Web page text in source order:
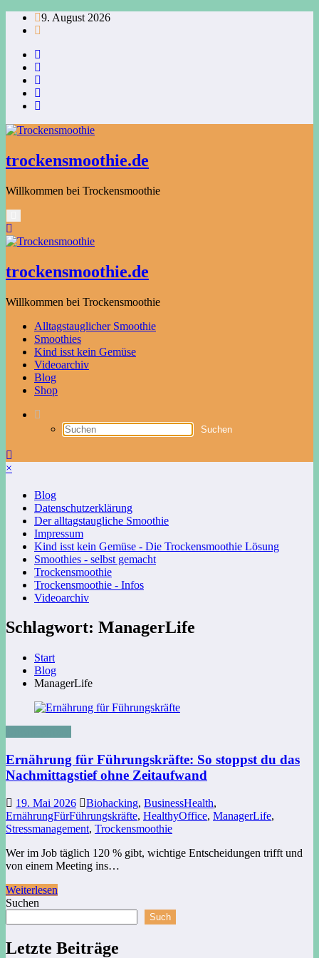
Zum
Inhalt
9. August 2026
trockensmoothie.de
Willkommen bei Trockensmoothie
trockensmoothie.de
Willkommen bei Trockensmoothie
Alltagstauglicher Smoothie
Smoothies
Kind isst kein Gemüse
Videoarchiv
Blog
Shop
×
Blog
Datenschutzerklärung
Der alltagstaugliche Smoothie
Impressum
Kind isst kein Gemüse - Die Trockensmoothie Lösung
Smoothies - selbst gemacht
Trockensmoothie
Trockensmoothie - Infos
Videoarchiv
Schlagwort: ManagerLife
Start
Blog
ManagerLife
Ernährung für Führungskräfte: So stoppst du das
Nachmittagstief ohne Zeitaufwand
19. Mai 2026 Biohacking, BusinessHealth,
ErnährungFürFührungskräfte, HealthyOffice, ManagerLife,
Stressmanagement, Trockensmoothie
Wer im Job täglich 120 % gibt, wichtige Entscheidungen trifft und
von einem Meeting ins…
Weiterlesen
Suchen
Such
Letzte Beiträge